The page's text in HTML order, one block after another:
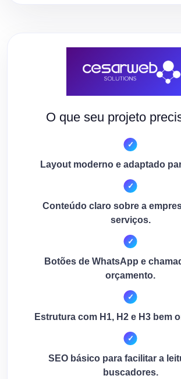
O que seu projeto
Layout moderno e adaptado
Conteúdo claro sobre a
serviços.
Botões de WhatsApp e
orçamento.
Estrutura com H1, H2 e H3 bem
SEO básico para facilitar a
buscadores.